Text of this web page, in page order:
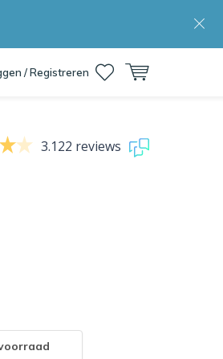
/ Registreren
3.122 reviews